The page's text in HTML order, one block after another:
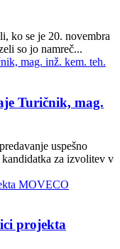
ko se je 20. novembra
so jo namreč...
Turičnik, mag.
uspešno
za izvolitev v
projekta